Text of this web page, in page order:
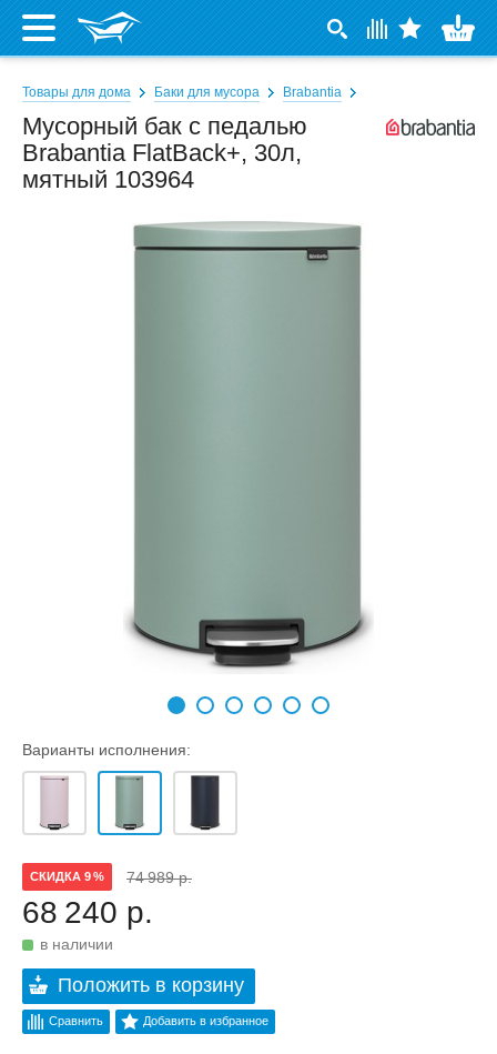
Товары для дома Баки для мусора Brabantia
Мусорный бак с педалью
Brabantia FlatBack+, 30л,
мятный 103964
Варианты исполнения:
СКИДКА 9 % 74 989 р.
68 240 р.
в наличии
Положить в корзину
Сравнить Добавить в избранное